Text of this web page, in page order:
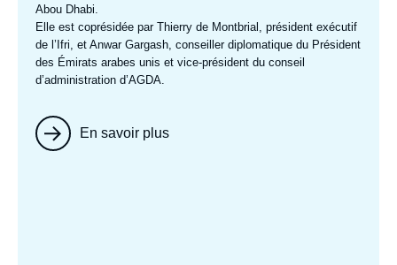
Abou Dhabi.
Elle est coprésidée par Thierry de Montbrial , président exécutif
de l’Ifri, et Anwar Gargash, conseiller diplomatique du Président
des Émirats arabes unis et vice-président du conseil
d’administration d’AGDA.
En savoir plus